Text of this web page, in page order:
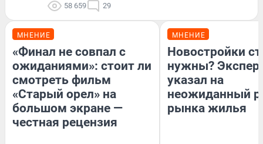
58 659 29
МНЕНИЕ
«Финал не совпал с
ожиданиями»: стоит ли
смотреть фильм
«Старый орел» на
большом экране —
честная рецензия
МНЕНИЕ
Новостройки
нужны?
указал на
неожиданный
рынка жилья